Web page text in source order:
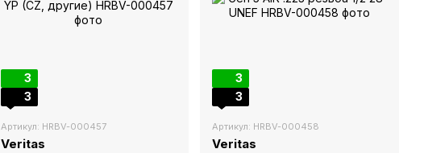
3
3
Артикул: HRBV-000457
Veritas
3
3
Артикул: HRBV-000458
Veritas